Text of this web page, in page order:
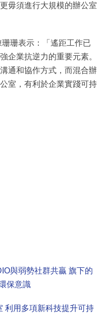
毋須進行大規模的辦公室
珊表示：「遙距工作已
企業抗逆力的重要元素。
通和協作方式，而混合辦
室，有利於企業實踐可持
與弱勢社群共贏 旗下的
保意識
利用多項新科技提升可持